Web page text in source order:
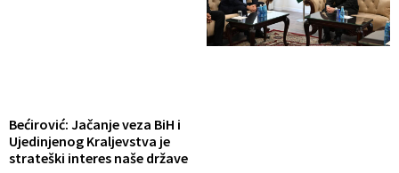
Bećirović: Jačanje veza BiH i
Ujedinjenog Kraljevstva je
strateški interes naše države